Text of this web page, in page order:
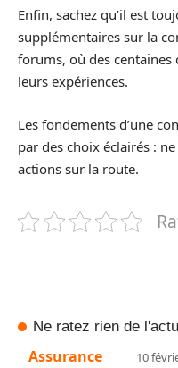
Enfin, sachez qu’il est
supplémentaires sur la
forums, où des centaines
leurs expériences.
Les fondements d’une
par des choix éclairés :
actions sur la route.
Ne ratez rien de l'actu
Assurance 10